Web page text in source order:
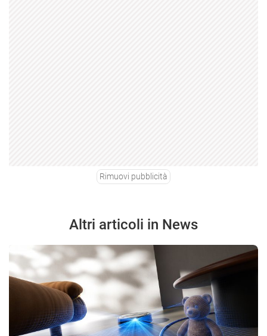
Rimuovi pubblicità
Altri articoli in News